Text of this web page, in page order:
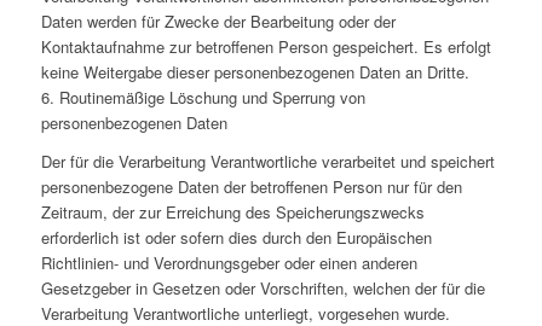
Daten werden für Zwecke der Bearbeitung oder der
Kontaktaufnahme zur betroffenen Person gespeichert. Es erfolgt
keine Weitergabe dieser personenbezogenen Daten an Dritte.
6. Routinemäßige Löschung und Sperrung von
personenbezogenen Daten
Der für die Verarbeitung Verantwortliche verarbeitet und speichert
personenbezogene Daten der betroffenen Person nur für den
Zeitraum, der zur Erreichung des Speicherungszwecks
erforderlich ist oder sofern dies durch den Europäischen
Richtlinien- und Verordnungsgeber oder einen anderen
Gesetzgeber in Gesetzen oder Vorschriften, welchen der für die
Verarbeitung Verantwortliche unterliegt, vorgesehen wurde.